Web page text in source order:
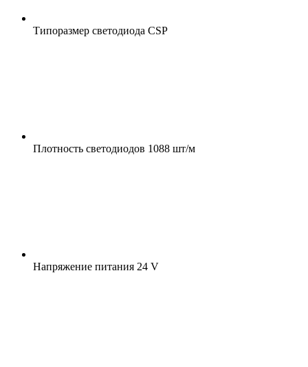
Типоразмер светодиода CSP
Плотность светодиодов 1088 шт/м
Напряжение питания 24 V